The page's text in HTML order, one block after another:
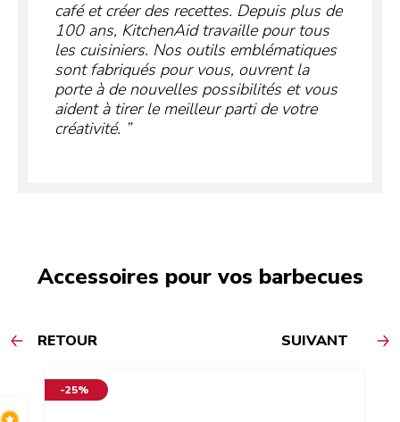
café et créer des recettes. Depuis plus de
100 ans, KitchenAid travaille pour tous
les cuisiniers. Nos outils emblématiques
sont fabriqués pour vous, ouvrent la
porte à de nouvelles possibilités et vous
aident à tirer le meilleur parti de votre
créativité.
Accessoires pour vos barbecues
RETOUR SUIVANT
-25%